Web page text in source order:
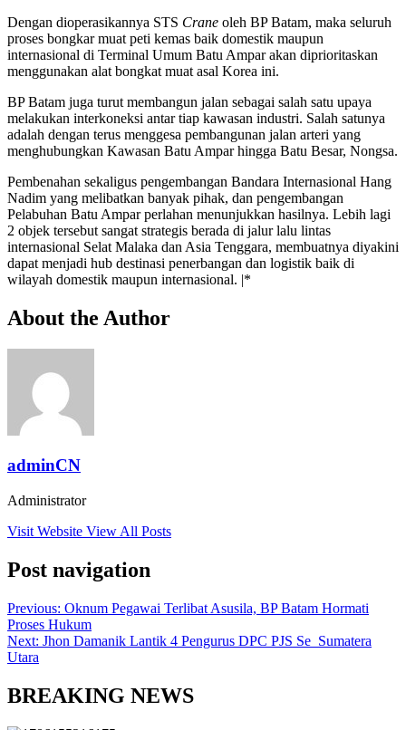
Dengan dioperasikannya STS Crane oleh BP Batam, maka seluruh
proses bongkar muat peti kemas baik domestik maupun
internasional di Terminal Umum Batu Ampar akan diprioritaskan
menggunakan alat bongkat muat asal Korea ini.
BP Batam juga turut membangun jalan sebagai salah satu upaya
melakukan interkoneksi antar tiap kawasan industri. Salah satunya
adalah dengan terus menggesa pembangunan jalan arteri yang
menghubungkan Kawasan Batu Ampar hingga Batu Besar, Nongsa.
Pembenahan sekaligus pengembangan Bandara Internasional Hang
Nadim yang melibatkan banyak pihak, dan pengembangan
Pelabuhan Batu Ampar perlahan menunjukkan hasilnya. Lebih lagi
2 objek tersebut sangat strategis berada di jalur lalu lintas
internasional Selat Malaka dan Asia Tenggara, membuatnya diyakini
dapat menjadi hub destinasi penerbangan dan logistik baik di
wilayah domestik maupun internasional. |*
About the Author
adminCN
Administrator
Visit Website View All Posts
Post navigation
Previous: Oknum Pegawai Terlibat Asusila, BP Batam Hormati
Proses Hukum
Next: Jhon Damanik Lantik 4 Pengurus DPC PJS Se_Sumatera
Utara
BREAKING NEWS